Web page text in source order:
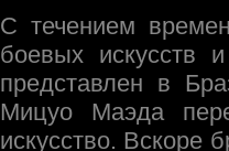
С течением
боевых искусств
представлен в
Мицуо Маэда
искусство. Вскоре